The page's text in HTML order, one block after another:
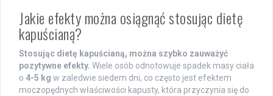
Jakie efekty można osiągnąć stosując dietę
kapuścianą?
Stosując dietę kapuścianą, można szybko zauważyć
pozytywne efekty. Wiele osób odnotowuje spadek masy ciała
o 4-5 kg w zaledwie siedem dni, co często jest efektem
moczopędnych właściwości kapusty, która przyczynia się do